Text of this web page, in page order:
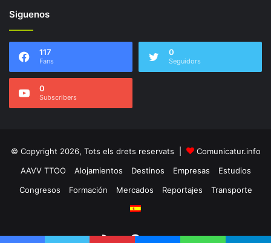
Siguenos
117
Fans
0
Seguidors
0
Subscribers
© Copyright 2026, Tots els drets reservats |
Comunicatur.info
AAVV TTOO
Alojamientos Destinos Empresas
Estudios
Congresos
Formación Mercados Reportajes Transporte
RSS Facebook
Twitter